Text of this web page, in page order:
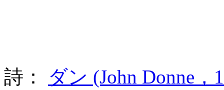
詩： ダン (John Donne，